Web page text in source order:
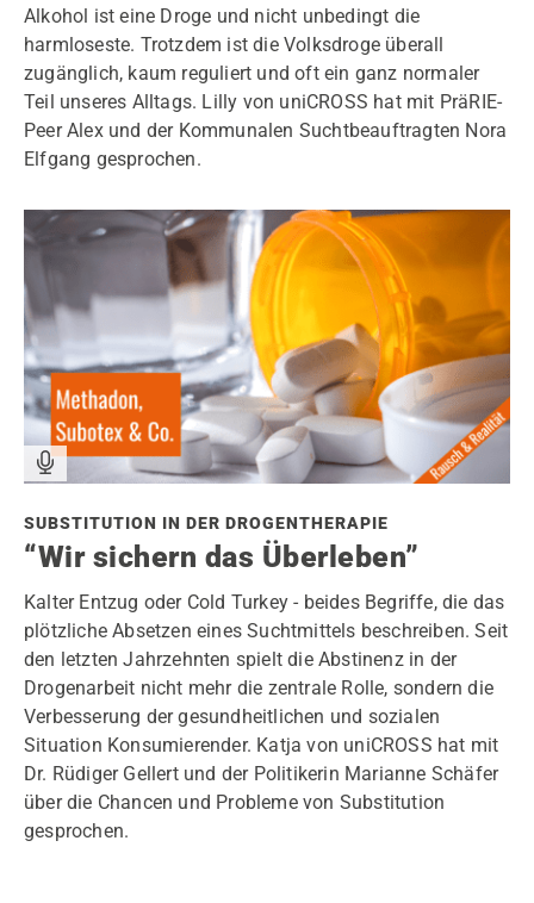
Alkohol ist eine Droge und nicht unbedingt die
harmloseste. Trotzdem ist die Volksdroge überall
zugänglich, kaum reguliert und oft ein ganz normaler
Teil unseres Alltags. Lilly von uniCROSS hat mit PräRIE-
Peer Alex und der Kommunalen Suchtbeauftragten Nora
Elfgang gesprochen.
SUBSTITUTION IN DER DROGENTHERAPIE
“Wir sichern das Überleben”
Kalter Entzug oder Cold Turkey - beides Begriffe, die das
plötzliche Absetzen eines Suchtmittels beschreiben. Seit
den letzten Jahrzehnten spielt die Abstinenz in der
Drogenarbeit nicht mehr die zentrale Rolle, sondern die
Verbesserung der gesundheitlichen und sozialen
Situation Konsumierender. Katja von uniCROSS hat mit
Dr. Rüdiger Gellert und der Politikerin Marianne Schäfer
über die Chancen und Probleme von Substitution
gesprochen.